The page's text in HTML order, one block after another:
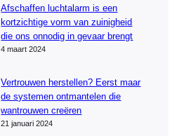
Afschaffen luchtalarm is een
kortzichtige vorm van zuinigheid
die ons onnodig in gevaar brengt
4 maart 2024
Vertrouwen herstellen? Eerst maar
de systemen ontmantelen die
wantrouwen creëren
21 januari 2024